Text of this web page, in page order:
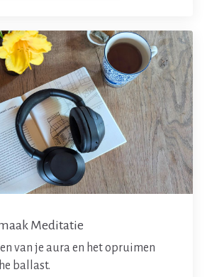
Meditatie
van je aura en het opruimen
ballast.